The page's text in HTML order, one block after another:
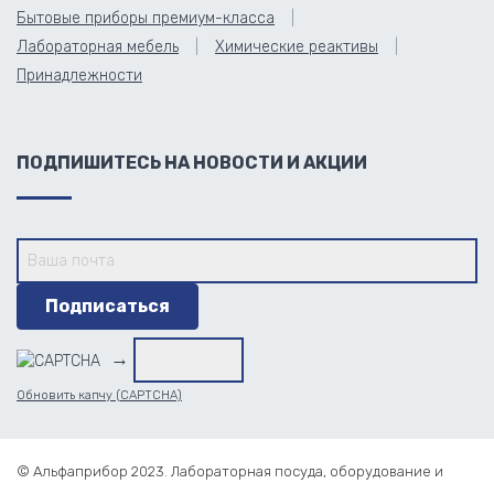
Бытовые приборы премиум-класса
Лабораторная мебель
Химические реактивы
Принадлежности
ПОДПИШИТЕСЬ НА НОВОСТИ И АКЦИИ
→
Обновить капчу (CAPTCHA)
© Альфаприбор 2023. Лабораторная посуда, оборудование и